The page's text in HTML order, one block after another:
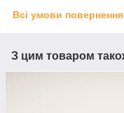
Всі умови повернення
З цим товаром